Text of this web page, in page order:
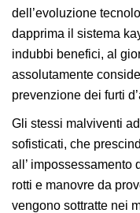
dell’evoluzione
dapprima il sistema
indubbi benefici, al
assolutamente
prevenzione dei furti
Gli stessi malviventi
sofisticati, che
all’ impossessamento
rotti e manovre da
vengono sottratte nei